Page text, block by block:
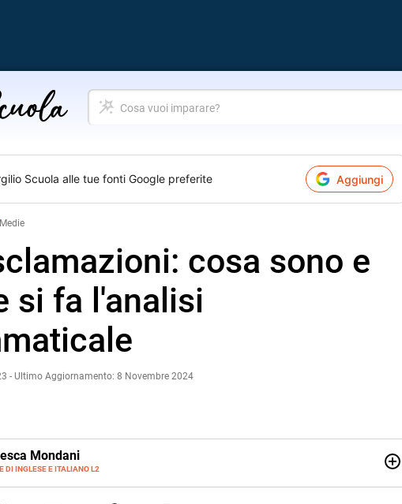
Cosa
vuoi
Scuola alle tue fonti Google preferite Aggiungi
Medie
cosa sono e
si fa l'analisi
- Ultimo Aggiornamento: 8 Novembre 2024
Mondani
DI INGLESE E ITALIANO L2